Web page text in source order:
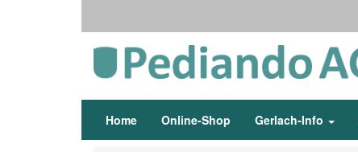
Home Online-Shop Gerlach-Info